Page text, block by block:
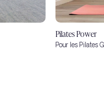
Pilates Power
Pour les Pilates